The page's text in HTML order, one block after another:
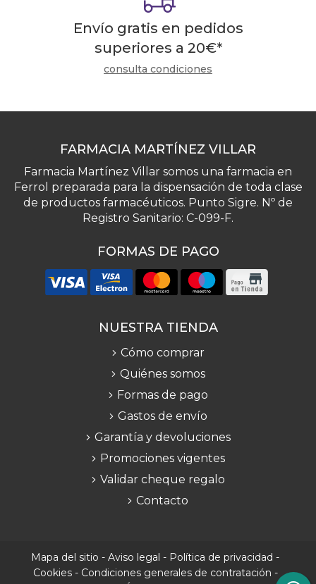
Envío gratis en pedidos
superiores a 20€*
consulta condiciones
FARMACIA MARTÍNEZ VILLAR
Farmacia Martínez Villar somos una farmacia en
Ferrol preparada para la dispensación de toda clase
de productos farmacéuticos. Punto Sigre. Nº de
Registro Sanitario: C-099-F.
FORMAS DE PAGO
NUESTRA TIENDA
Cómo comprar
Quiénes somos
Formas de pago
Gastos de envío
Garantía y devoluciones
Promociones vigentes
Validar cheque regalo
Contacto
Mapa del sitio - Aviso legal - Política de privacidad -
Cookies- Condiciones generales de contratación -